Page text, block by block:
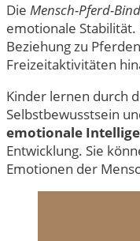
Die Mensch-Pferd-
emotionale
Beziehung zu
Freizeitaktivitäten
Kinder lernen durch
Selbstbewusstsein
emotionale
Entwicklung. Sie
Emotionen der